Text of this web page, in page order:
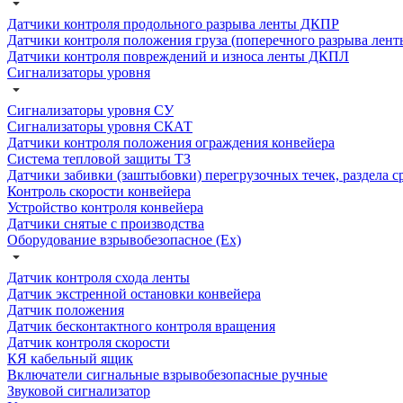
Датчики контроля продольного разрыва ленты ДКПР
Датчики контроля положения груза (поперечного разрыва
Датчики контроля повреждений и износа ленты ДКПЛ
Сигнализаторы уровня
Сигнализаторы уровня СУ
Сигнализаторы уровня СКАТ
Датчики контроля положения ограждения конвейера
Система тепловой защиты ТЗ
Датчики забивки (заштыбовки) перегрузочных течек, раздела
Контроль скорости конвейера
Устройство контроля конвейера
Датчики снятые с производства
Оборудование взрывобезопасное (Ex)
Датчик контроля схода ленты
Датчик экстренной остановки конвейера
Датчик положения
Датчик бесконтактного контроля вращения
Датчик контроля скорости
КЯ кабельный ящик
Включатели сигнальные взрывобезопасные ручные
Звуковой сигнализатор